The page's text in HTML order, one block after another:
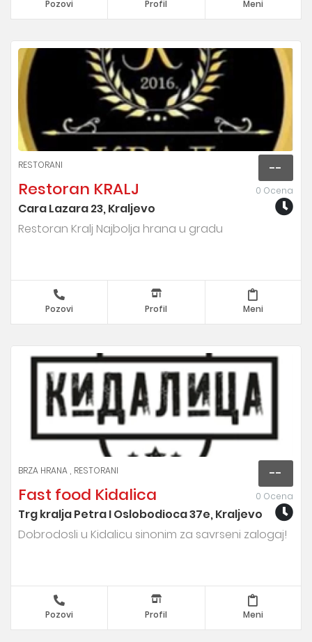
Pozovi Profil Meni
--
0 Ocena
RESTORANI
Restoran KRALJ
Cara Lazara 23, Kraljevo
Restoran Kralj Najbolja hrana u gradu
Pozovi Profil Meni
--
0 Ocena
BRZA HRANA RESTORANI
Fast food Kidalica
Trg kralja Petra I Oslobodioca 37e, Kraljevo
Dobrodosli u Kidalicu sinonim za savrseni zalogaj!
Pozovi Profil Meni